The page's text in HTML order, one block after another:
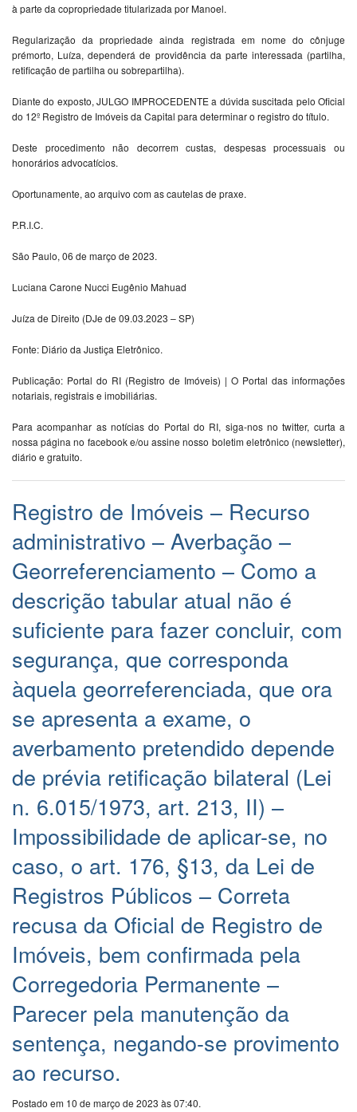
à parte da copropriedade titularizada por Manoel.
Regularização da propriedade ainda registrada em nome do cônjuge
prémorto, Luíza, dependerá de providência da parte interessada (partilha,
retificação de partilha ou sobrepartilha).
Diante do exposto, JULGO IMPROCEDENTE a dúvida suscitada pelo Oficial
do 12º Registro de Imóveis da Capital para determinar o registro do título.
Deste procedimento não decorrem custas, despesas processuais ou
honorários advocatícios.
Oportunamente, ao arquivo com as cautelas de praxe.
P.R.I.C.
São Paulo, 06 de março de 2023.
Luciana Carone Nucci Eugênio Mahuad
Juíza de Direito (DJe de 09.03.2023 – SP)
Fonte: Diário da Justiça Eletrônico.
Publicação: Portal do RI (Registro de Imóveis) | O Portal das informações
notariais, registrais e imobiliárias.
Para acompanhar as notícias do Portal do RI, siga-nos no twitter, curta a
nossa página no facebook e/ou assine nosso boletim eletrônico (newsletter),
diário e gratuito.
Registro de Imóveis – Recurso
administrativo – Averbação –
Georreferenciamento – Como a
descrição tabular atual não é
suficiente para fazer concluir, com
segurança, que corresponda
àquela georreferenciada, que ora
se apresenta a exame, o
averbamento pretendido depende
de prévia retificação bilateral (Lei
n. 6.015/1973, art. 213, II) –
Impossibilidade de aplicar-se, no
caso, o art. 176, §13, da Lei de
Registros Públicos – Correta
recusa da Oficial de Registro de
Imóveis, bem confirmada pela
Corregedoria Permanente –
Parecer pela manutenção da
sentença, negando-se provimento
ao recurso.
Postado em 10 de março de 2023 às 07:40.